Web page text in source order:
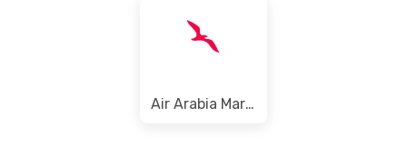
Air Arabia Maroc